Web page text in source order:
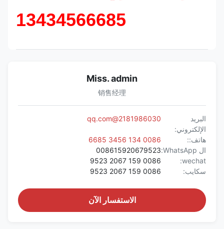
13434566685
Miss. admin
销售经理
البريد
الإلكتروني:
2181986030@qq.com
هاتف::
0086 134 3456 6685
ال WhatsApp:
008615920679523
wechat:
0086 159 2067 9523
سكايب:
0086 159 2067 9523
الاستفسار الآن